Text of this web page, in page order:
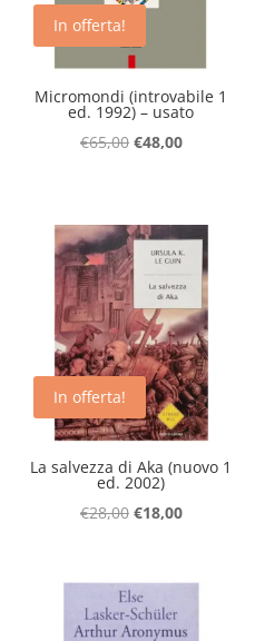
In offerta!
Micromondi (introvabile 1
ed. 1992) – usato
€65,00 Il
era:
€65,00.
€48,00Il
è:
€48,00.
In offerta!
La salvezza di Aka (nuovo 1
ed. 2002)
€28,00 Il
era:
€28,00.
€18,00Il
€18,00.